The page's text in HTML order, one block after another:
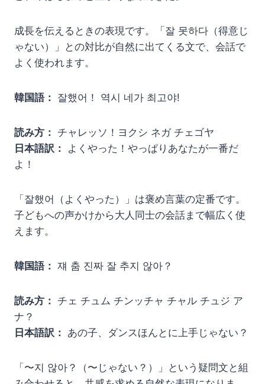
成長を伝えるときの表現です。「잘 못하다（得意じ
ゃない）」との対比が自然に出てくる文で、会話で
よく使われます。
韓国語： 잘했어！ 역시 네가 최고야!
読み方： チャレッソ！ヨクシ ネガ チェゴヤ
日本語訳：
よくやった！やっぱりあなたが一番だ
よ！
「잘했어（よくやった）」は褒め言葉の定番です。
子どもへの声かけから大人同士の会話まで幅広く使
えます。
韓国語： 쟤 춤 진짜 잘 추지 않아？
読み方： チェ チュム チンッチャ チャル チュジ ア
ナ？
日本語訳： あの子、ダンスほんとに上手じゃない？
「〜지 않아？（〜じゃない？）」という疑問文と組